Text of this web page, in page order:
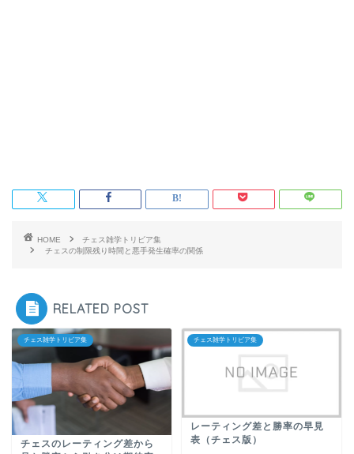
HOME
チェス雑学トリビア集
チェスの制限残り時間と悪手発生確率の関係
RELATED POST
チェス雑学トリビア集
チェスのレーティング差から
チェス雑学トリビア集
レーティング差と勝率の早見
表（チェス版）